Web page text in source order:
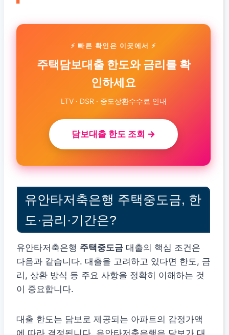
⚡ 빠른 확인은 이곳에서 ⚡
주택담보대출 한도와 금리를 확
인하세요
LTV · DSR · 중도상환수수료 안내
담보대출 한도 조회 →
유안타저축은행 주택중도금, 한
도·금리·기간은?
유안타저축은행 주택중도금 대출의 핵심 조건은
다음과 같습니다. 대출을 고려하고 있다면 한도, 금
리, 상환 방식 등 주요 사항을 정확히 이해하는 것
이 중요합니다.
대출 한도는 담보로 제공되는 아파트의 감정가액